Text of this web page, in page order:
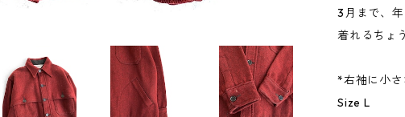
3月まで、
着れるちょ
*右袖に小
Size L